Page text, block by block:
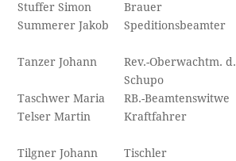
Stuffer Simon
Brauer
Summerer Jakob
Speditionsbeamter
Tanzer Johann
Rev.-Oberwachtm. d.
Schupo
Taschwer Maria
RB.-Beamtenswitwe
Telser Martin
Kraftfahrer
Tilgner Johann
Tischler